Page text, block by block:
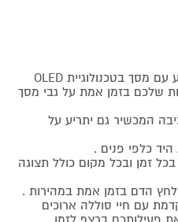
- הצמיד החדש מגיע עם מסך בטכנולוגיית OLED
שלכם בזמן אמת על גבי מסך
המכשיר גם יתריע על
כלפי פנים .
זמן ובכל מקום כולל תצוגה
הדם בזמן אמת במהירות .
עם חיי סוללה ארוכים